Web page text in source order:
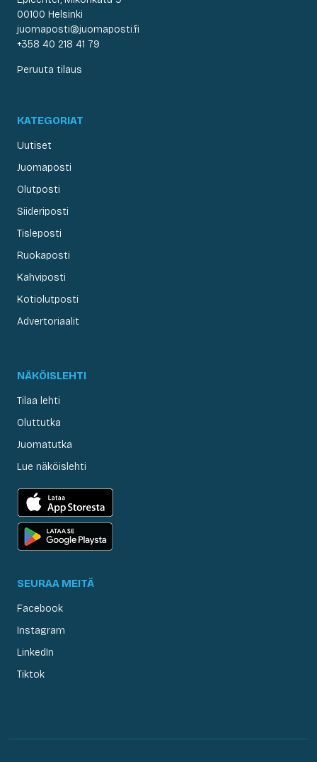
00100 Helsinki
juomaposti@juomaposti.fi
+358 40 218 41 79
Peruuta tilaus
KATEGORIAT
Uutiset
Juomaposti
Olutposti
Siideriposti
Tisleposti
Ruokaposti
Kahviposti
Kotiolutposti
Advertoriaalit
NÄKÖISLEHTI
Tilaa lehti
Oluttutka
Juomatutka
Lue näköislehti
SEURAA MEITÄ
Facebook
Instagram
LinkedIn
Tiktok